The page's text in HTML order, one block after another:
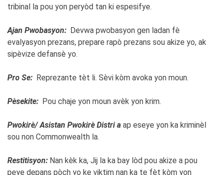
tribinal la pou yon peryòd tan ki espesifye.
Ajan Pwobasyon: Devwa pwobasyon gen ladan fè
evalyasyon prezans, prepare rapò prezans sou akize yo, ak
sipèvize defansè yo.
Pro Se: Reprezante tèt li. Sèvi kòm avoka yon moun.
Pèsekite: Pou chaje yon moun avèk yon krim.
Pwokirè/ Asistan Pwokirè Distri a ap eseye yon ka kriminèl
sou non Commonwealth la.
Restitisyon: Nan kèk ka, Jij la ka bay lòd pou akize a pou
peye depans pòch yo ke viktim nan ka te fèt kòm yon